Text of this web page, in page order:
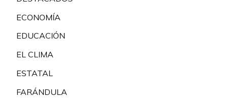
ECONOMÍA
EDUCACIÓN
EL CLIMA
ESTATAL
FARÁNDULA